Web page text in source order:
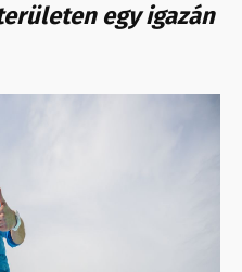
egy igazán